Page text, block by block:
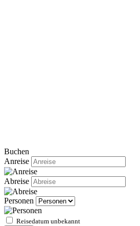
Buchen
Anreise
Abreise
Personen
Reisedatum unbekannt